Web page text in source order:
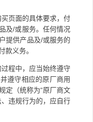
页面的具体要求，付
及/或服务。任何情况
提供产品及/或服务的
款义务。
程中，应当始终遵守
遵守相应的原厂商用
定（统称为“原厂商文
违规行为的，应自行